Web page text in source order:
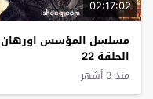
02:17:02
مسلسل المؤسس اورهان
الحلقة 22
منذ 3 أشهر